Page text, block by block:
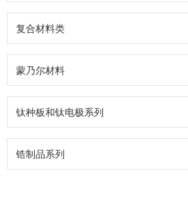
复合材料类
蒙乃尔材料
钛种板和钛电极系列
锆制品系列